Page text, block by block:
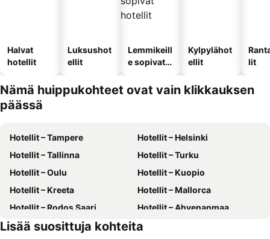
Halvat
hotellit
Luksushot
ellit
Lemmikeill
e sopivat
Kylpylähot
ellit
lit
Nämä huippukohteet ovat vain klikkauksen
päässä
Hotellit – Tampere
Hotellit – Helsinki
Hotellit – Tallinna
Hotellit – Turku
Hotellit – Oulu
Hotellit – Kuopio
Hotellit – Kreeta
Hotellit – Mallorca
Hotellit – Rodos Saari
Hotellit – Ahvenanmaa
Hotellit – Suomi
Hotellit – Malta
Lisää suosittuja kohteita